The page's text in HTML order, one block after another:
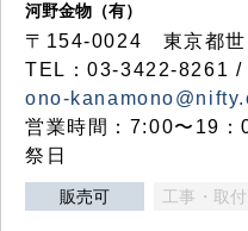
河野金物（有）
〒154-0024 東京都世
TEL：03-3422-8261
ono-
営業時間：7:00〜19：
祭日
販売可 工事・取